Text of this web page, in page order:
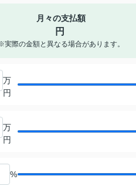
月々の支払額
円
実際の金額と異なる場合があります。
万
円
万
円
%